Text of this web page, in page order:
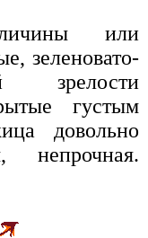
или
зеленовато-
густым
довольно
непрочная.